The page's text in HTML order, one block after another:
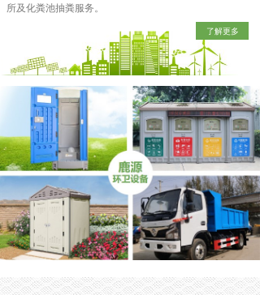
所及化粪池抽粪服务。
了解更多